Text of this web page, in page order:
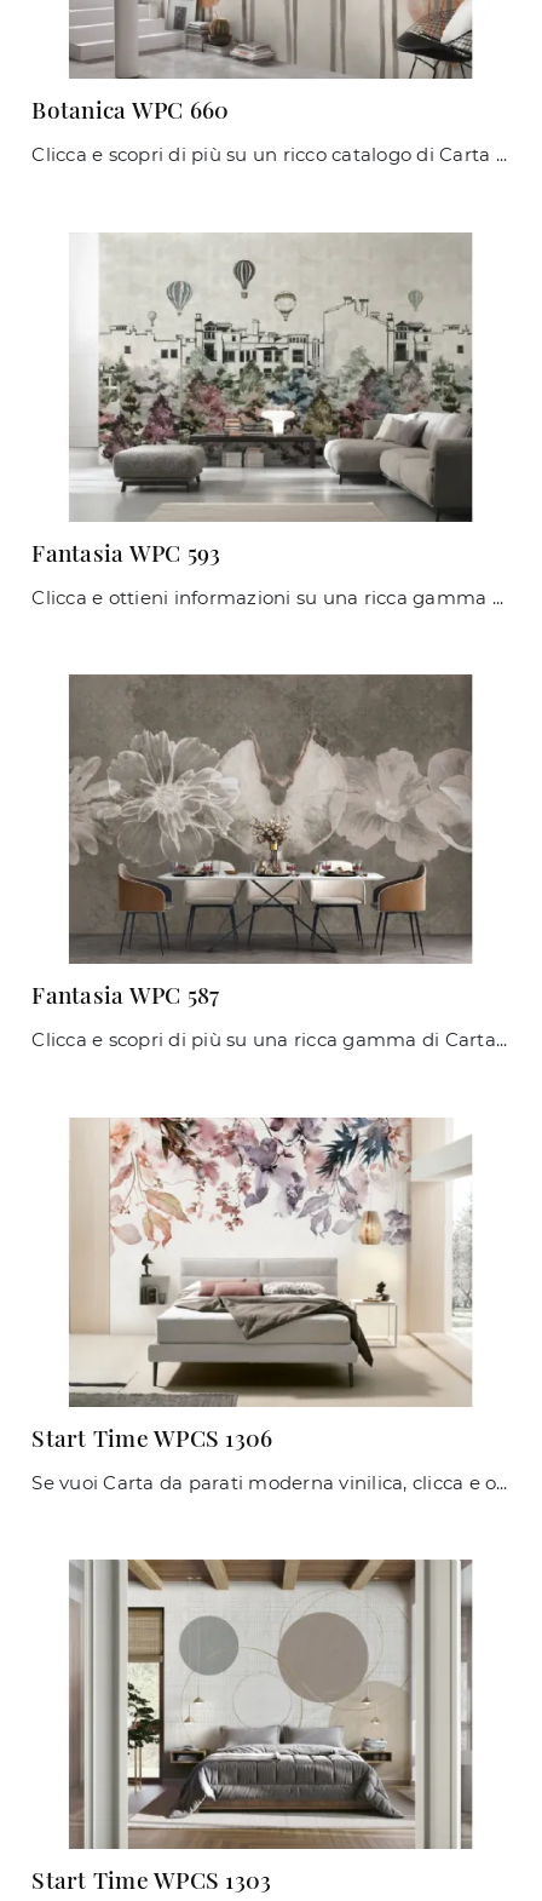
Botanica WPC 660
Clicca e scopri di più su un ricco catalogo di Carta da parati vinilica moderna: il modello Botanica WPC 660 di Caos Creativo by Rossi&Co ti attende!
Fantasia WPC 593
Clicca e ottieni informazioni su una ricca gamma di Carta da parati vinilica moderna: il modello Fantasia WPC 593 di Caos Creativo by Rossi&Co ti ...
Fantasia WPC 587
Clicca e scopri di più su una ricca gamma di Carta da parati vinilica moderna: il modello Fantasia WPC 587 di Caos Creativo by Rossi&Co ti aspetta!
Start Time WPCS 1306
Se vuoi Carta da parati moderna vinilica, clicca e ottieni informazioni sulle diverse soluzioni di Caos Creativo by Rossi&Co come il modello Start ...
Start Time WPCS 1303